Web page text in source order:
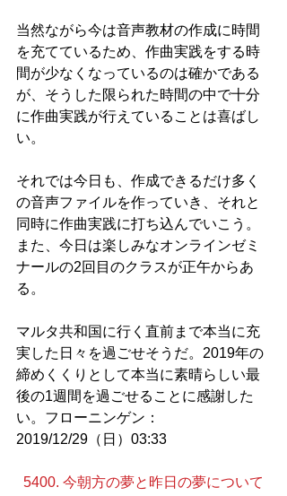
当然ながら今は音声教材の作成に時間
を充てているため、作曲実践をする時
間が少なくなっているのは確かである
が、そうした限られた時間の中で十分
に作曲実践が行えていることは喜ばし
い。
それでは今日も、作成できるだけ多く
の音声ファイルを作っていき、それと
同時に作曲実践に打ち込んでいこう。
また、今日は楽しみなオンラインゼミ
ナールの2回目のクラスが正午からあ
る。
マルタ共和国に行く直前まで本当に充
実した日々を過ごせそうだ。2019年の
締めくくりとして本当に素晴らしい最
後の1週間を過ごせることに感謝した
い。フローニンゲン：
2019/12/29（日）03:33
5400. 今朝方の夢と昨日の夢について